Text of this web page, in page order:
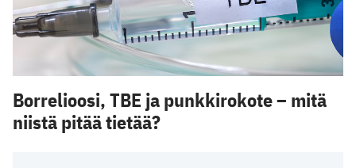
Borrelioosi, TBE ja punkkirokote – mitä
niistä pitää tietää?